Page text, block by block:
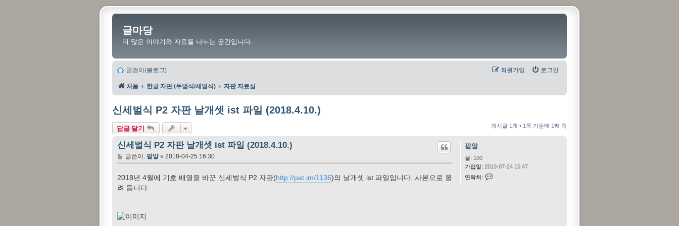
글마당
더 많은 이야기와 자료를 나누는 공간입니다.
글걸이(블로그) 로그인
회원가입
처음 한글 자판 (두벌식/세벌식) 자판 자료실
신세벌식 P2 자판 날개셋 ist 파일 (2018.4.10.)
답글 달기 게시글 1개 • 1쪽 가운데 1째 쪽
팥알
글: 100
가입일: 2013-07-24 15:47
연락처:
신세벌식 P2 자판 날개셋 ist 파일 (2018.4.10.)
글
글쓴이: 팥알» 2018-04-25 16:30
2018년 4월에 기호 배열을 바꾼 신세벌식 P2 자판(http://pat.im/1136)의 날개셋 ist 파일입니다. 사본으로 올
려 둡니다.